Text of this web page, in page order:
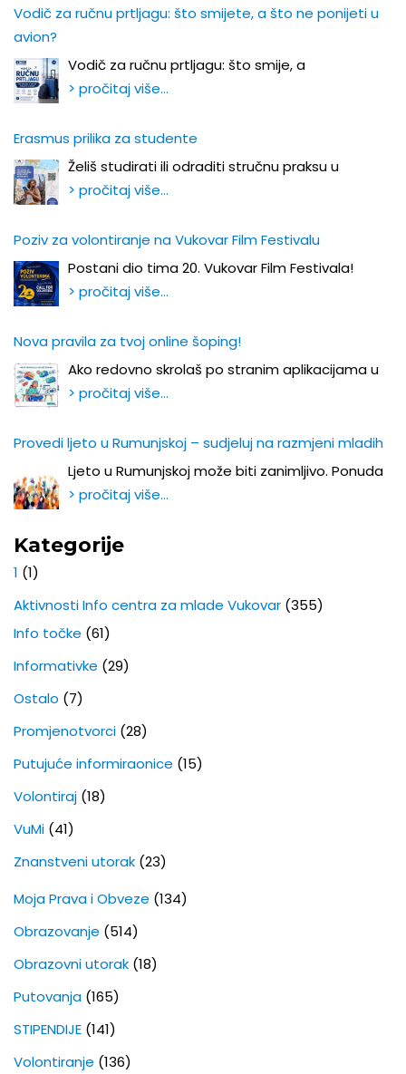
Vodič za ručnu prtljagu: što smijete, a što ne ponijeti u
avion?
Vodič za ručnu prtljagu: što smije, a
> pročitaj više…
Erasmus prilika za studente
Želiš studirati ili odraditi stručnu praksu u
> pročitaj više…
Poziv za volontiranje na Vukovar Film Festivalu
Postani dio tima 20. Vukovar Film Festivala!
> pročitaj više…
Nova pravila za tvoj online šoping!
Ako redovno skrolaš po stranim aplikacijama u
> pročitaj više…
Provedi ljeto u Rumunjskoj – sudjeluj na razmjeni mladih
Ljeto u Rumunjskoj može biti zanimljivo. Ponuda
> pročitaj više…
Kategorije
1 (1)
Aktivnosti Info centra za mlade Vukovar (355)
Info točke (61)
Informativke (29)
Ostalo (7)
Promjenotvorci (28)
Putujuće informiraonice (15)
Volontiraj (18)
VuMi (41)
Znanstveni utorak (23)
Moja Prava i Obveze (134)
Obrazovanje (514)
Obrazovni utorak (18)
Putovanja (165)
STIPENDIJE (141)
Volontiranje (136)